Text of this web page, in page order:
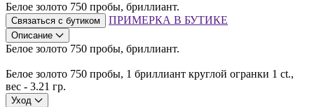
Белое золото 750 пробы, бриллиант.
Связаться с бутиком ПРИМЕРКА В БУТИКЕ
Описание
Белое золото 750 пробы, бриллиант.
Белое золото 750 пробы, 1 бриллиант круглой огранки 1 ct.,
вес - 3.21 гр.
Уход